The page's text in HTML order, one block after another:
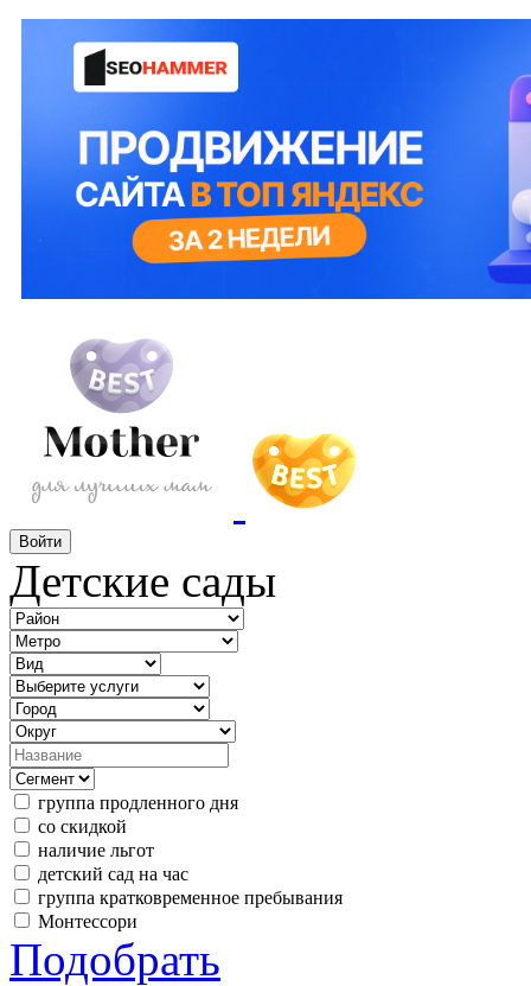
Детские сады
группа продленного дня
со скидкой
наличие льгот
детский сад на час
группа кратковременное пребывания
Монтессори
Подобрать